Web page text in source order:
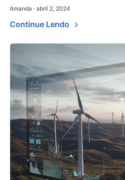
Amanda · abril 2, 2024
Continue Lendo